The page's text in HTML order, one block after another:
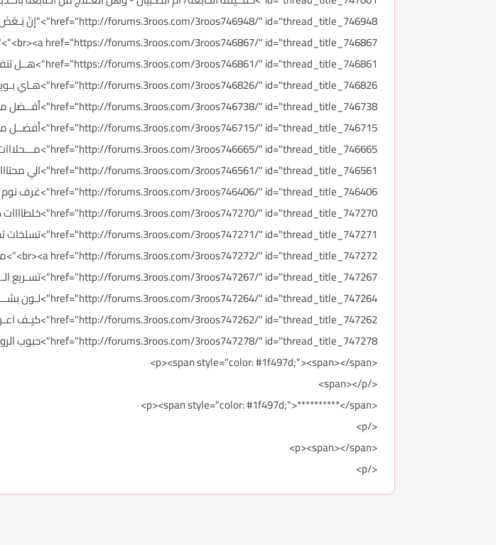
href="http://forums.3roos.com/3roos747278/" id="thread_title_747278">حبوب الروكتان: خصائصها، أضرارها، استخداماتها وسعرها</a>&nbsp;</span></p>
<p><span style="color: #1f497d;"><span></span>
</span></p>
<p><span style="color: #1f497d;">**********</span>
</p>
<p><span></span>
</p>